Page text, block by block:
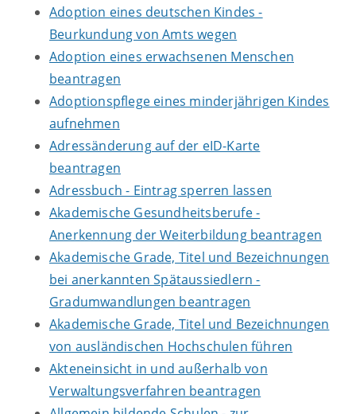
Adoption eines deutschen Kindes -
Beurkundung von Amts wegen
Adoption eines erwachsenen Menschen
beantragen
Adoptionspflege eines minderjährigen Kindes
aufnehmen
Adressänderung auf der eID-Karte
beantragen
Adressbuch - Eintrag sperren lassen
Akademische Gesundheitsberufe -
Anerkennung der Weiterbildung beantragen
Akademische Grade, Titel und Bezeichnungen
bei anerkannten Spätaussiedlern -
Gradumwandlungen beantragen
Akademische Grade, Titel und Bezeichnungen
von ausländischen Hochschulen führen
Akteneinsicht in und außerhalb von
Verwaltungsverfahren beantragen